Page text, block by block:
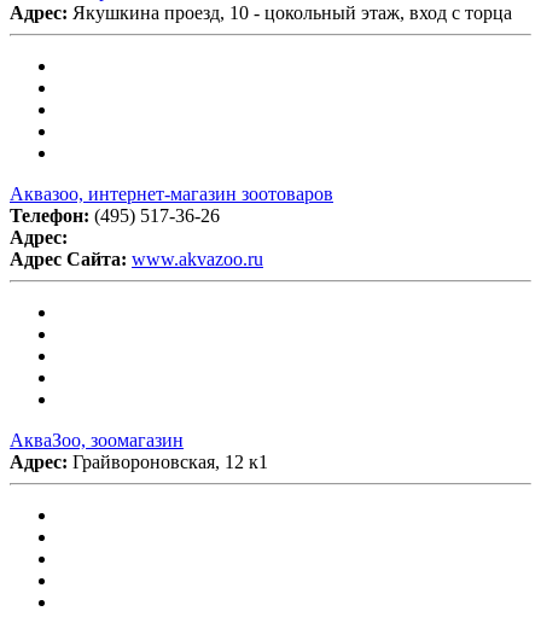
Адрес: Якушкина проезд, 10 - цокольный этаж, вход с торца
Аквазоо, интернет-магазин зоотоваров
Телефон: (495) 517-36-26
Адрес:
Адрес Сайта: www.akvazoo.ru
АкваЗоо, зоомагазин
Адрес: Грайвороновская, 12 к1